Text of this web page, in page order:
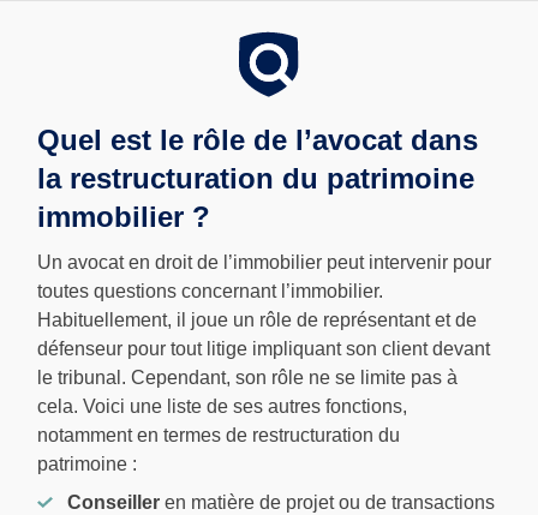
Quel est le rôle de l’avocat dans
la restructuration du patrimoine
immobilier ?
Un avocat en droit de l’immobilier peut intervenir pour
toutes questions concernant l’immobilier.
Habituellement, il joue un rôle de représentant et de
défenseur pour tout litige impliquant son client devant
le tribunal. Cependant, son rôle ne se limite pas à
cela. Voici une liste de ses autres fonctions,
notamment en termes de restructuration du
patrimoine :
Conseiller en matière de projet ou de transactions